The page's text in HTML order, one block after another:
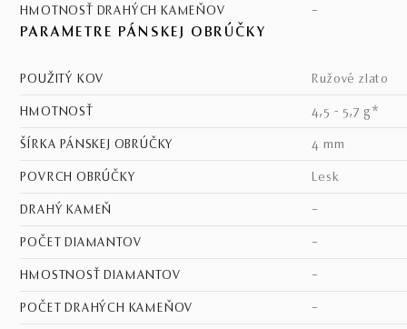
HMOTNOSŤ DRAHÝCH KAMEŇOV –
PARAMETRE PÁNSKEJ OBRÚČKY
POUŽITÝ KOV ružové zlato
HMOTNOSŤ 4,5 - 5,7 g*
ŠÍRKA PÁNSKEJ OBRÚČKY 4 mm
POVRCH OBRÚČKY lesk
DRAHÝ KAMEŇ –
POČET DIAMANTOV –
HMOSTNOSŤ DIAMANTOV –
POČET DRAHÝCH KAMEŇOV –